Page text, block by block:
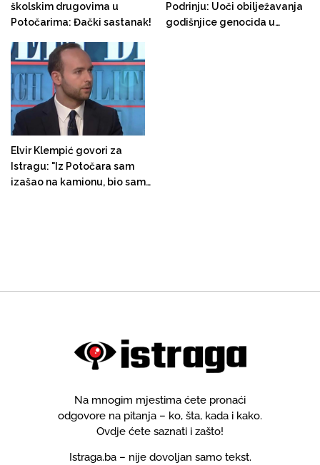
školskim drugovima u
Potočarima: Đački sastanak!
Podrinju: Uoči obilježavanja
godišnjice genocida u
Elvir Klempić govori za
Istragu: "Iz Potočara sam
izašao na kamionu, bio sam
Na mnogim mjestima ćete pronaći
odgovore na pitanja – ko, šta, kada i kako.
Ovdje ćete saznati i zašto!
Istraga.ba – nije dovoljan samo tekst.